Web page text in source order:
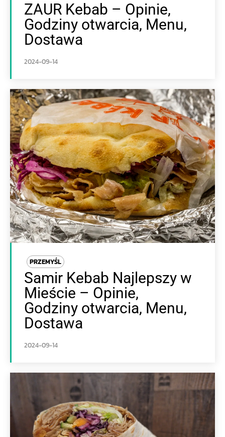
ZAUR Kebab – Opinie,
Godziny otwarcia, Menu,
Dostawa
2024-09-14
PRZEMYŚL
Samir Kebab Najlepszy w
Mieście – Opinie,
Godziny otwarcia, Menu,
Dostawa
2024-09-14